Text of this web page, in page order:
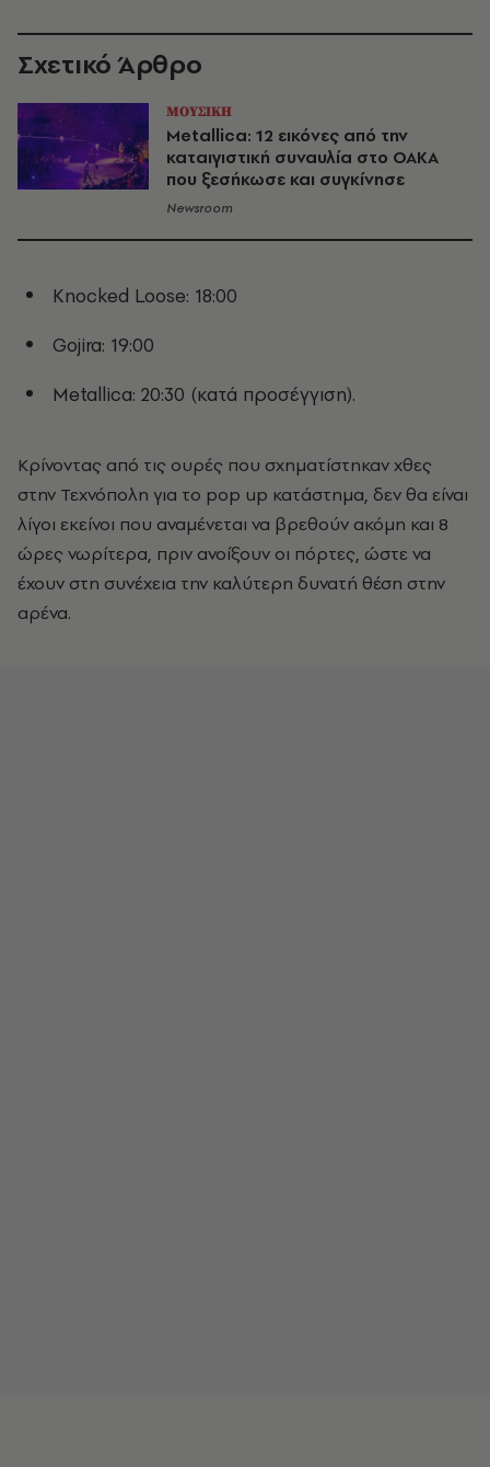
Σχετικό Άρθρο
ΜΟΥΣΙΚΗ
Metallica: 12 εικόνες από την
καταιγιστική συναυλία στο ΟΑΚΑ
που ξεσήκωσε και συγκίνησε
Newsroom
Knocked Loose: 18:00
Gojira: 19:00
Metallica: 20:30 (κατά προσέγγιση).
Κρίνοντας από τις ουρές που σχηματίστηκαν χθες
στην Τεχνόπολη για το pop up κατάστημα, δεν θα είναι
λίγοι εκείνοι που αναμένεται να βρεθούν ακόμη και 8
ώρες νωρίτερα, πριν ανοίξουν οι πόρτες, ώστε να
έχουν στη συνέχεια την καλύτερη δυνατή θέση στην
αρένα.